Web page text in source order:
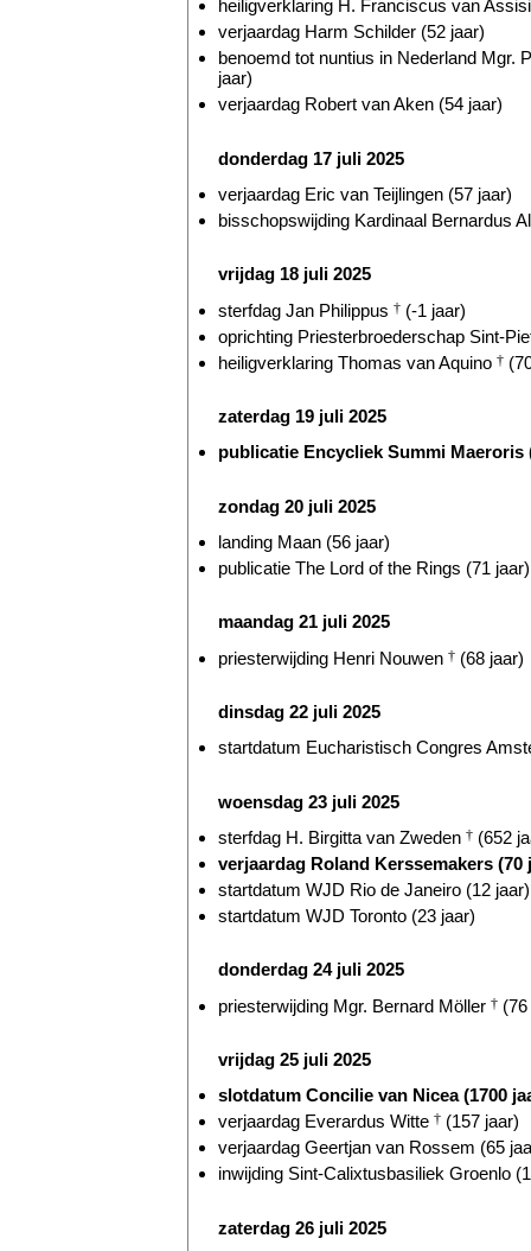
heiligverklaring H. Franciscus van
verjaardag Harm Schilder (52 jaar)
benoemd tot nuntius in Nederland Mgr.
jaar)
verjaardag Robert van Aken (54 jaar)
donderdag 17 juli 2025
verjaardag Eric van Teijlingen (57 jaar)
bisschopswijding Kardinaal Bernardus
vrijdag 18 juli 2025
sterfdag Jan Philippus † (-1 jaar)
oprichting Priesterbroederschap Sint-
heiligverklaring Thomas van Aquino †
zaterdag 19 juli 2025
publicatie Encycliek Summi Maeroris
zondag 20 juli 2025
landing Maan (56 jaar)
publicatie The Lord of the Rings (71 jaar)
maandag 21 juli 2025
priesterwijding Henri Nouwen † (68 jaar)
dinsdag 22 juli 2025
startdatum Eucharistisch Congres
woensdag 23 juli 2025
sterfdag H. Birgitta van Zweden † (652
verjaardag Roland Kerssemakers (70
startdatum WJD Rio de Janeiro (12 jaar)
startdatum WJD Toronto (23 jaar)
donderdag 24 juli 2025
priesterwijding Mgr. Bernard Möller †
vrijdag 25 juli 2025
slotdatum Concilie van Nicea (1700
verjaardag Everardus Witte † (157 jaar)
verjaardag Geertjan van Rossem (65
inwijding Sint-Calixtusbasiliek Groenlo
zaterdag 26 juli 2025